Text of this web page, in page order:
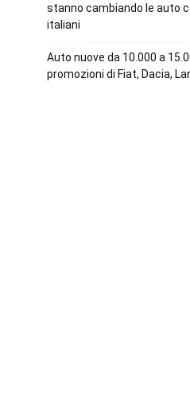
stanno cambiando le auto
italiani
Auto nuove da 10.000 a
promozioni di Fiat, Dacia,